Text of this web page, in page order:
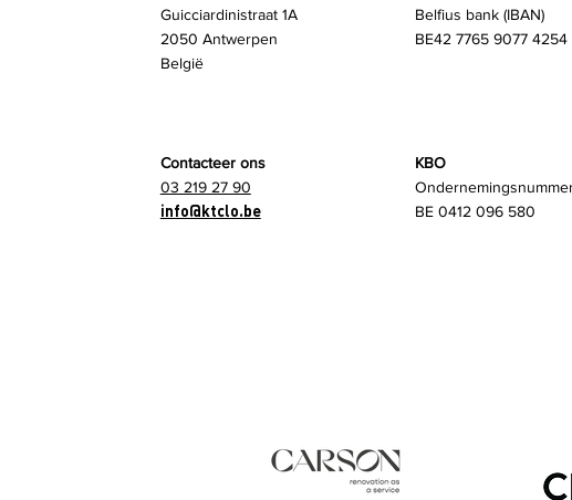
Guicciardinistraat 1A
2050 Antwerpen
België
Belfius bank (IBAN)
BE42 7765 9077 4254
Contacteer ons
03 219 27 90
info@ktclo.be
KBO
BE 0412 096 580